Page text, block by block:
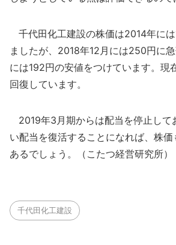
千代田化工建設の株価は2014年に
ましたが、2018年12月には250円に
には192円の安値をつけています。現
回復しています。
2019年3月期からは配当を停止して
い配当を復活することになれば、株
あるでしょう。（こたつ経営研究所）
千代田化工建設